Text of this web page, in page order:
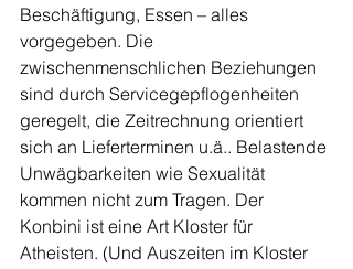
Beschäftigung, Essen – alles
vorgegeben. Die
zwischenmenschlichen Beziehungen
sind durch Servicegepflogenheiten
geregelt, die Zeitrechnung orientiert
sich an Lieferterminen u.ä.. Belastende
Unwägbarkeiten wie Sexualität
kommen nicht zum Tragen. Der
Konbini ist eine Art Kloster für
Atheisten. (Und Auszeiten im Kloster